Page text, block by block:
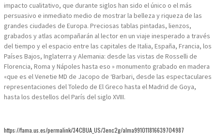
impacto cualitativo, que durante siglos han sido el único o el más
persuasivo e inmediato medio de mostrar la belleza y riqueza de las
grandes ciudades de Europa. Preciosas tablas pintadas, lienzos,
grabados y atlas acompañarán al lector en un viaje inesperado a través
del tiempo y el espacio entre las capitales de Italia, España, Francia, los
Países Bajos, Inglaterra y Alemania: desde las vistas de Rosselli de
Florencia, Roma y Nápoles hasta eso » monumento grabado en madera
«que es el Venetie MD de Jacopo de ‘Barbari, desde las espectaculares
representaciones del Toledo de El Greco hasta el Madrid de Goya,
hasta los destellos del París del siglo XVIII.
https://fama.us.es/permalink/34CBUA_US/3enc2g/alma991011816639704987